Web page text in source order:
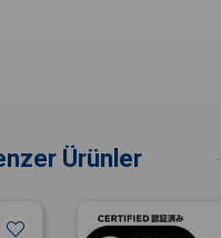
Ürünler